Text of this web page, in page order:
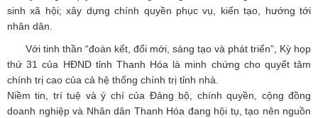
sinh xã hội; xây dựng chính quyền phục vụ, kiến tạo, hướng tới
nhân dân.
Với tinh thần “đoàn kết, đổi mới, sáng tạo và phát triển”, Kỳ họp
thứ 31 của HĐND tỉnh Thanh Hóa là minh chứng cho quyết tâm
chính trị cao của cả hệ thống chính trị tỉnh nhà.
Niềm tin, trí tuệ và ý chí của Đảng bộ, chính quyền, cộng đồng
doanh nghiệp và Nhân dân Thanh Hóa đang hội tụ, tạo nên nguồn